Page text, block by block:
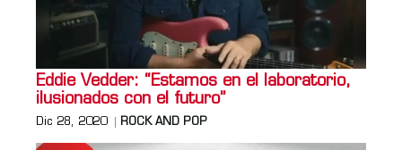
Eddie Vedder: “Estamos en el laboratorio,
ilusionados con el futuro”
Dic 28, 2020 ROCK AND POP